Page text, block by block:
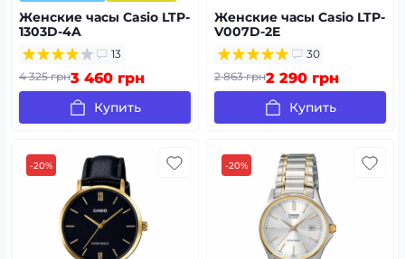
Женские часы Casio LTP-
1303D-4A
13
4 325 грн3 460 грн
Купить
Женские часы Casio LTP-
V007D-2E
30
2 863 грн2 290 грн
Купить
-20% -20%